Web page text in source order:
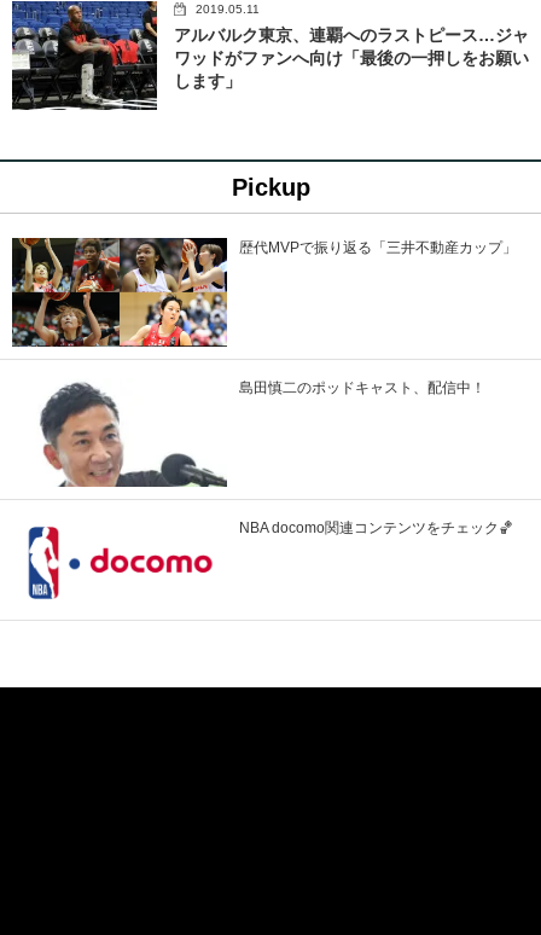
2019.05.11
アルバルク東京、連覇へのラストピース…ジャ
ワッドがファンへ向け「最後の一押しをお願い
します」
Pickup
歴代MVPで振り返る「三井不動産カップ」
島田慎二のポッドキャスト、配信中！
NBA docomo関連コンテンツをチェック🏀